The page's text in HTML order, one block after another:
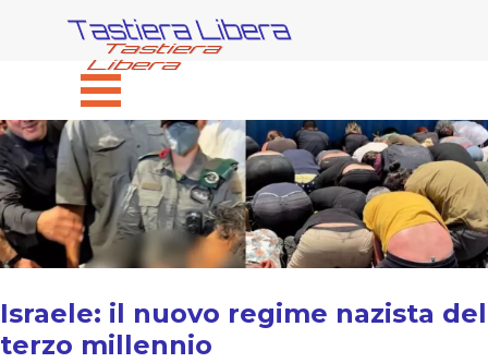
Tastiera Libera
Salta menù
Israele: il nuovo regime nazista del
terzo millennio